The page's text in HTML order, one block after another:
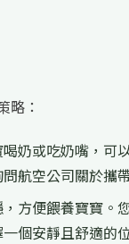
略：
奶或吃奶嘴，可
航空公司關於攜
方便餵養寶寶。
個安靜且舒適的